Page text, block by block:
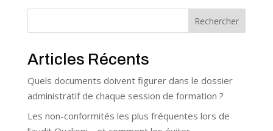
Rechercher
Articles Récents
Quels documents doivent figurer dans le dossier
administratif de chaque session de formation ?
Les non-conformités les plus fréquentes lors de